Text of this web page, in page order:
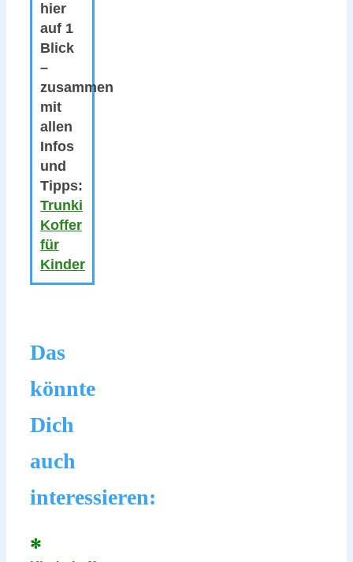
hier
auf 1
Blick
–
zusammen
mit
allen
Infos
und
Tipps:
Trunki
Koffer
für
Kinder
Das
könnte
Dich
auch
interessieren:
✻